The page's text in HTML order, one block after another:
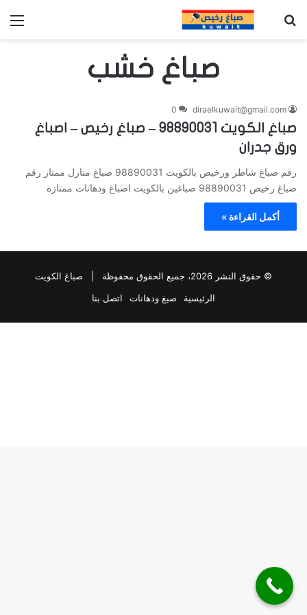
صباغ خشب
diraelkuwait@gmail.com
0
صباغ الكويت 98890031 – صباغ رخيص – اصباغ
ورق جدران
رقم صباغ شاطر ورخيص بالكويت 98890031 صباغ منازل ممتاز رقم
صباغ رخيص 98890031 صباغين بالكويت اصباغ ودهانات ممتازة
أكمل القراءة »
© حقوق النشر 2026، جميع الحقوق محفوظة |
صباغ الكويت
الرئيسية
صبغ ودهانات اتصل بنا